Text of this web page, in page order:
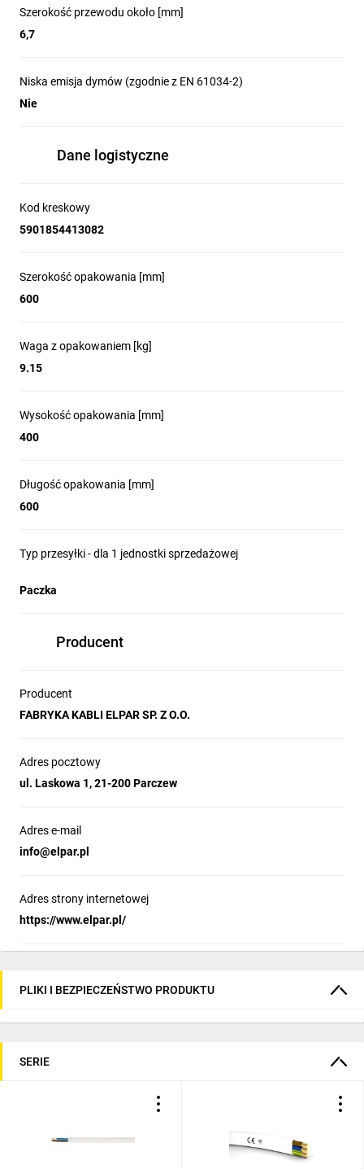
Szerokość przewodu około [mm]
6,7
Niska emisja dymów (zgodnie z EN 61034-2)
Nie
Dane logistyczne
Kod kreskowy
5901854413082
Szerokość opakowania [mm]
600
Waga z opakowaniem [kg]
9.15
Wysokość opakowania [mm]
400
Długość opakowania [mm]
600
Typ przesyłki - dla 1 jednostki sprzedażowej
Paczka
Producent
Producent
FABRYKA KABLI ELPAR SP. Z O.O.
Adres pocztowy
ul. Laskowa 1, 21-200 Parczew
Adres e-mail
info@elpar.pl
Adres strony internetowej
https://www.elpar.pl/
PLIKI I BEZPIECZEŃSTWO PRODUKTU
SERIE